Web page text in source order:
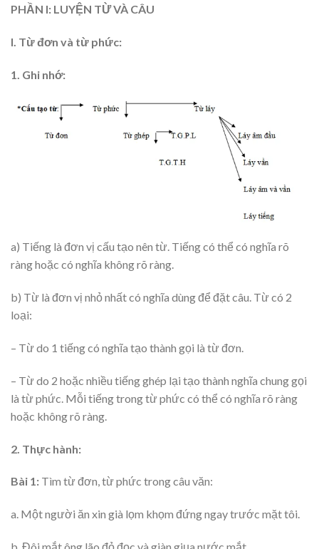
PHẦN I: LUYỆN TỪ VÀ CÂU
I. Từ đơn và từ phức:
1. Ghi nhớ:
a) Tiếng là đơn vị cấu tạo nên từ. Tiếng có thể có nghĩa rõ
ràng hoặc có nghĩa không rõ ràng.
b) Từ là đơn vị nhỏ nhất có nghĩa dùng để đặt câu. Từ có 2
loại:
– Từ do 1 tiếng có nghĩa tạo thành gọi là từ đơn.
– Từ do 2 hoặc nhiều tiếng ghép lại tạo thành nghĩa chung gọi
là từ phức. Mỗi tiếng trong từ phức có thể có nghĩa rõ ràng
hoặc không rõ ràng.
2. Thực hành:
Bài 1: Tìm từ đơn, từ phức trong câu văn:
a. Một người ăn xin già lọm khọm đứng ngay trước mặt tôi.